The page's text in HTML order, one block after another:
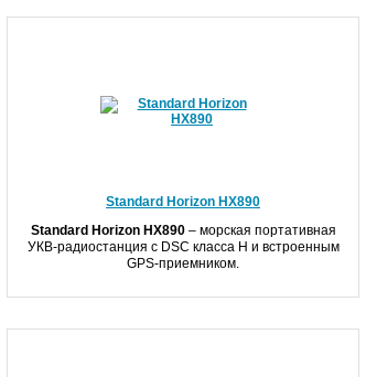
Standard Horizon HX890
Standard HorizonHX890– морская портативная
УКВ-радиостанция с DSC класса H и встроенным
GPS-приемником.